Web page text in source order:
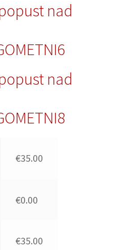
nad
nad
€35.00
€0.00
€35.00